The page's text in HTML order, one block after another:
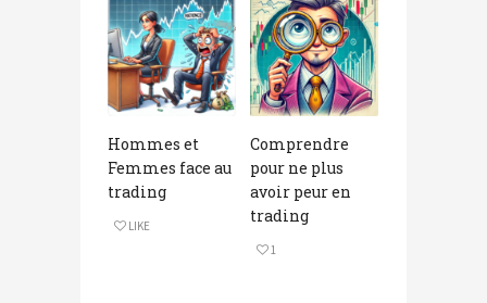
Hommes et
Femmes face au
trading
LIKE
Comprendre
pour ne plus
avoir peur en
trading
1